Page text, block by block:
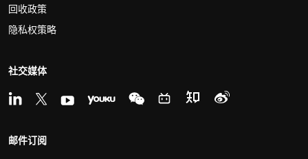
回收政策
隐私权策略
社交媒体
邮件订阅